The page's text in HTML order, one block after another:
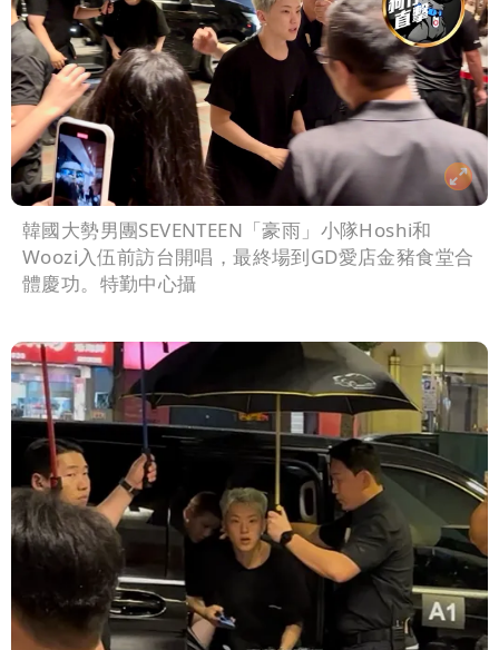
韓國大勢男團SEVENTEEN「豪雨」小隊Hoshi和
Woozi入伍前訪台開唱，最終場到GD愛店金豬食堂合
體慶功。特勤中心攝